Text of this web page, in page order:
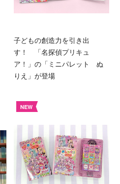
子どもの創造力を引き出
す！ 「名探偵プリキュ
ア！」の「ミニパレット ぬ
りえ」が登場
NEW